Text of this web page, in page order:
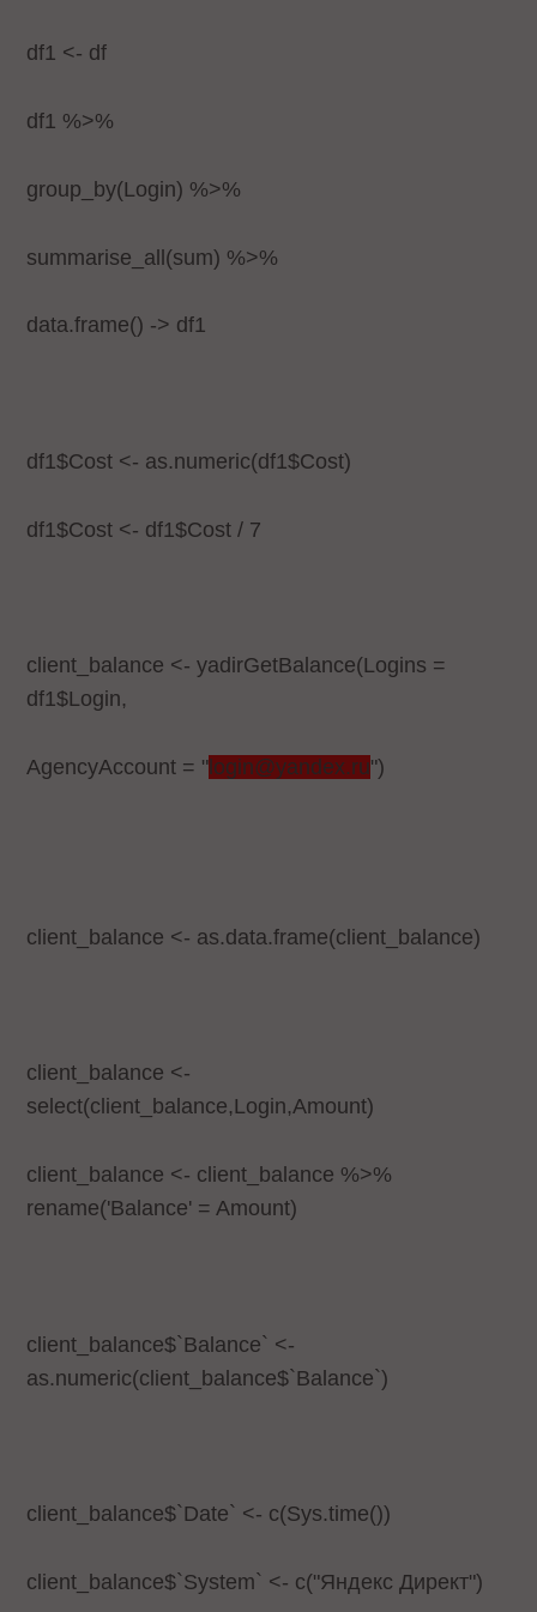
df1 <- df
df1 %>%
group_by(Login) %>%
summarise_all(sum) %>%
data.frame() -> df1
df1$Cost <- as.numeric(df1$Cost)
df1$Cost <- df1$Cost / 7
client_balance <- yadirGetBalance(Logins =
df1$Login,
AgencyAccount = " login@yandex.ru")
client_balance <- as.data.frame(client_balance)
client_balance <-
select(client_balance,Login,Amount)
client_balance <- client_balance %>%
rename('Balance' = Amount)
client_balance$`Balance` <-
as.numeric(client_balance$`Balance`)
client_balance$`Date` <- c(Sys.time())
client_balance$`System` <- c("Яндекс Директ")